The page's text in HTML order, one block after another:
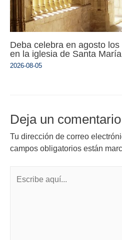
Deba celebra en agosto los
en la iglesia de Santa María
2026-08-05
Deja un comentario
Tu dirección de correo
campos obligatorios están